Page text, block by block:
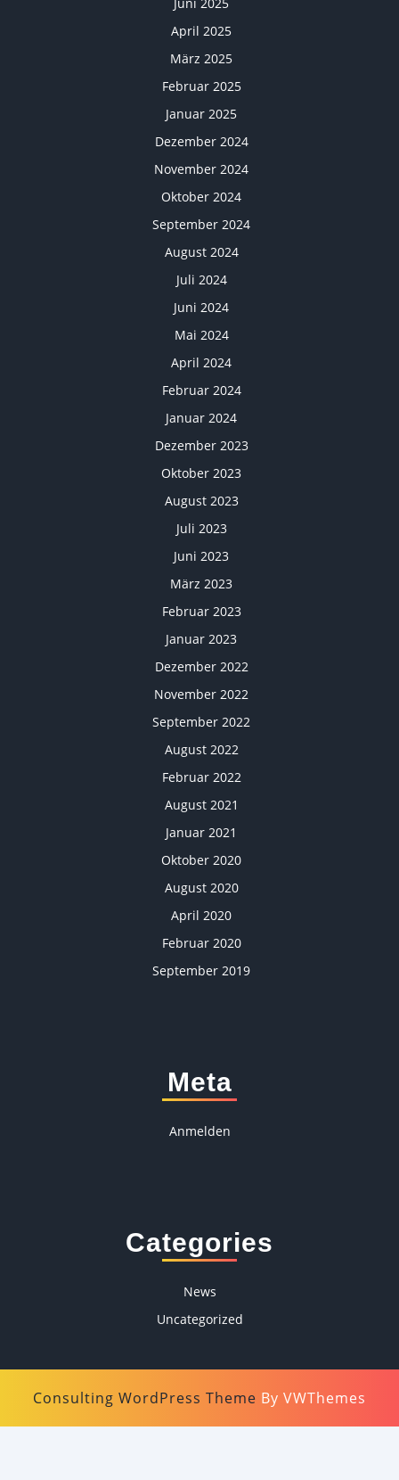
April 2025
März 2025
Februar 2025
Januar 2025
Dezember 2024
November 2024
Oktober 2024
September 2024
August 2024
Juli 2024
Juni 2024
Mai 2024
April 2024
Februar 2024
Januar 2024
Dezember 2023
Oktober 2023
August 2023
Juli 2023
Juni 2023
März 2023
Februar 2023
Januar 2023
Dezember 2022
November 2022
September 2022
August 2022
Februar 2022
August 2021
Januar 2021
Oktober 2020
August 2020
April 2020
Februar 2020
September 2019
Meta
Anmelden
Categories
News
Uncategorized
Consulting WordPress Theme By VWThemes